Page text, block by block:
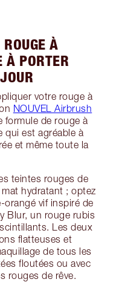
À
À PORTER
votre rouge à
NOUVEL Airbrush
formule de rouge à
qui est agréable à
et même toute la
teintes rouges de
hydratant ; optez
orangé vif inspiré de
Blur, un rouge rubis
Les deux
flatteuses et
de tous les
floutées ou avec
rouges de rêve.